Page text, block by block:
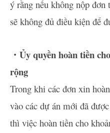
ý rằng nếu không nộp
sẽ không đủ điều kiện để
・Ủy quyền hoàn tiền
rộng
Trong khi các đơn xin
vào các dự án mới đã
thì việc hoàn tiền cho